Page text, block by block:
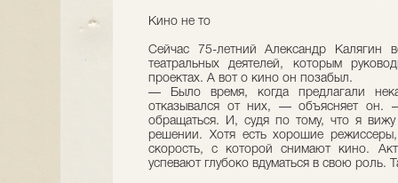
Кино не то
Сейчас 75-летний Александр Калягин
театральных деятелей, которым
проектах. А вот о кино он позабыл.
— Было время, когда предлагали
отказывался от них, — объясняет
обращаться. И, судя по тому, что я
решении. Хотя есть хорошие
скорость, с которой снимают кино.
успевают глубоко вдуматься в свою роль.